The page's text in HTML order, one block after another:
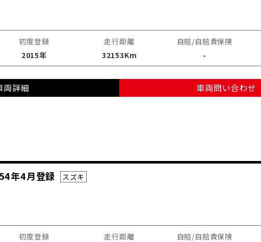
初度登録
2015年
走行距離
32153Km
自賠/自賠責保険
-
両詳細 車両問い合わせ
年4月登録 スズキ
初度登録
走行距離
自賠/自賠責保険